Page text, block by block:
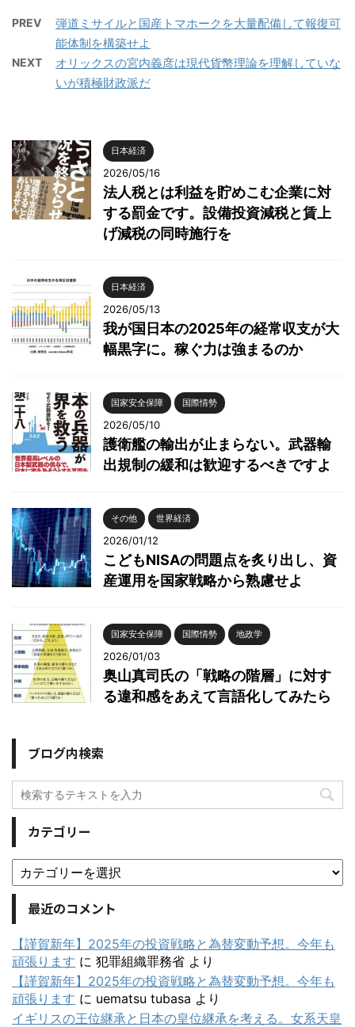
PREV
弾道ミサイルと国産トマホークを大量配備して報復可
能体制を構築せよ
NEXT
オリックスの宮内義彦は現代貨幣理論を理解していな
いが積極財政派だ
日本経済
2026/05/16
法人税とは利益を貯めこむ企業に対
する罰金です。設備投資減税と賃上
げ減税の同時施行を
日本経済
2026/05/13
我が国日本の2025年の経常収支が大
幅黒字に。稼ぐ力は強まるのか
国家安全保障 国際情勢
2026/05/10
護衛艦の輸出が止まらない。武器輸
出規制の緩和は歓迎するべきですよ
その他 世界経済
2026/01/12
こどもNISAの問題点を炙り出し、資
産運用を国家戦略から熟慮せよ
国家安全保障 国際情勢 地政学
2026/01/03
奥山真司氏の「戦略の階層」に対す
る違和感をあえて言語化してみたら
ブログ内検索
カテゴリー
最近のコメント
【謹賀新年】2025年の投資戦略と為替変動予想。今年も
頑張ります に 犯罪組織罪務省 より
【謹賀新年】2025年の投資戦略と為替変動予想。今年も
頑張ります に uematsu tubasa より
イギリスの王位継承と日本の皇位継承を考える。女系天皇